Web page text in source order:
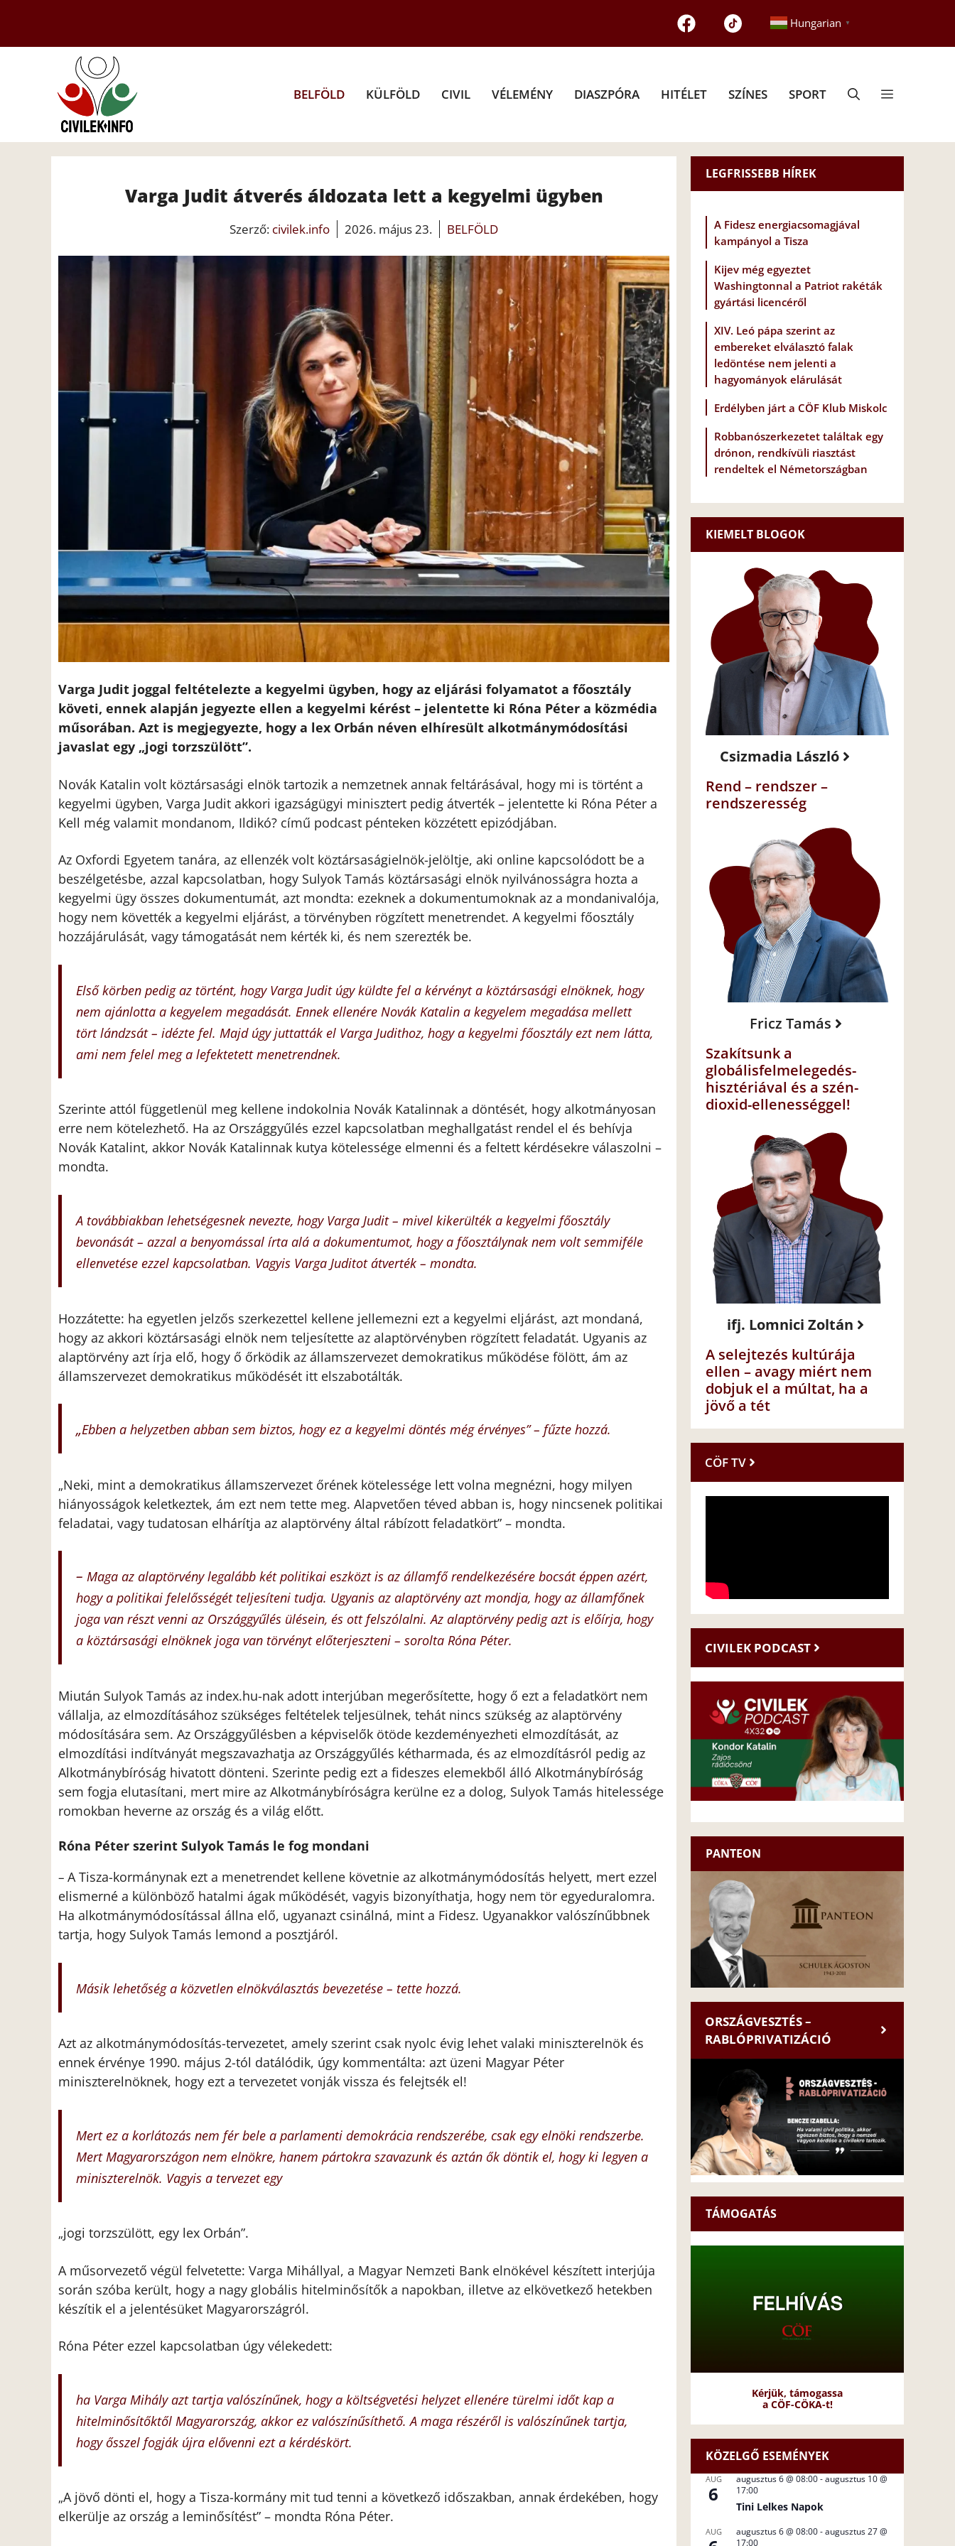
tartalomba
Hungarian ▼
BELFÖLD KÜLFÖLD CIVIL VÉLEMÉNY DIASZPÓRA HITÉLET SZÍNES SPORT
Varga Judit átverés áldozata lett a kegyelmi ügyben
Szerző: civilek.info 2026. május 23. BELFÖLD
Varga Judit joggal feltételezte a kegyelmi ügyben, hogy az eljárási folyamatot a főosztály
követi, ennek alapján jegyezte ellen a kegyelmi kérést – jelentette ki Róna Péter a közmédia
műsorában. Azt is megjegyezte, hogy a lex Orbán néven elhíresült alkotmánymódosítási
javaslat egy „jogi torzszülött”.
Novák Katalin volt köztársasági elnök tartozik a nemzetnek annak feltárásával, hogy mi is történt a
kegyelmi ügyben, Varga Judit akkori igazságügyi minisztert pedig átverték – jelentette ki Róna Péter a
Kell még valamit mondanom, Ildikó? című podcast pénteken közzétett epizódjában.
Az Oxfordi Egyetem tanára, az ellenzék volt köztársaságielnök-jelöltje, aki online kapcsolódott be a
beszélgetésbe, azzal kapcsolatban, hogy Sulyok Tamás köztársasági elnök nyilvánosságra hozta a
kegyelmi ügy összes dokumentumát, azt mondta: ezeknek a dokumentumoknak az a mondanivalója,
hogy nem követték a kegyelmi eljárást, a törvényben rögzített menetrendet. A kegyelmi főosztály
hozzájárulását, vagy támogatását nem kérték ki, és nem szerezték be.
Első körben pedig az történt, hogy Varga Judit úgy küldte fel a kérvényt a köztársasági elnöknek, hogy
nem ajánlotta a kegyelem megadását. Ennek ellenére Novák Katalin a kegyelem megadása mellett
tört lándzsát – idézte fel. Majd úgy juttatták el Varga Judithoz, hogy a kegyelmi főosztály ezt nem látta,
ami nem felel meg a lefektetett menetrendnek.
Szerinte attól függetlenül meg kellene indokolnia Novák Katalinnak a döntését, hogy alkotmányosan
erre nem kötelezhető. Ha az Országgyűlés ezzel kapcsolatban meghallgatást rendel el és behívja
Novák Katalint, akkor Novák Katalinnak kutya kötelessége elmenni és a feltett kérdésekre válaszolni –
mondta.
A továbbiakban lehetségesnek nevezte, hogy Varga Judit – mivel kikerülték a kegyelmi főosztály
bevonását – azzal a benyomással írta alá a dokumentumot, hogy a főosztálynak nem volt semmiféle
ellenvetése ezzel kapcsolatban. Vagyis Varga Juditot átverték – mondta.
Hozzátette: ha egyetlen jelzős szerkezettel kellene jellemezni ezt a kegyelmi eljárást, azt mondaná,
hogy az akkori köztársasági elnök nem teljesítette az alaptörvényben rögzített feladatát. Ugyanis az
alaptörvény azt írja elő, hogy ő őrködik az államszervezet demokratikus működése fölött, ám az
államszervezet demokratikus működését itt elszabotálták.
„Ebben a helyzetben abban sem biztos, hogy ez a kegyelmi döntés még érvényes” – fűzte hozzá.
„Neki, mint a demokratikus államszervezet őrének kötelessége lett volna megnézni, hogy milyen
hiányosságok keletkeztek, ám ezt nem tette meg. Alapvetően téved abban is, hogy nincsenek politikai
feladatai, vagy tudatosan elhárítja az alaptörvény által rábízott feladatkört” – mondta.
– Maga az alaptörvény legalább két politikai eszközt is az államfő rendelkezésére bocsát éppen azért,
hogy a politikai felelősségét teljesíteni tudja. Ugyanis az alaptörvény azt mondja, hogy az államfőnek
joga van részt venni az Országgyűlés ülésein, és ott felszólalni. Az alaptörvény pedig azt is előírja, hogy
a köztársasági elnöknek joga van törvényt előterjeszteni – sorolta Róna Péter.
Miután Sulyok Tamás az index.hu-nak adott interjúban megerősítette, hogy ő ezt a feladatkört nem
vállalja, az elmozdításához szükséges feltételek teljesülnek, tehát nincs szükség az alaptörvény
módosítására sem. Az Országgyűlésben a képviselők ötöde kezdeményezheti elmozdítását, az
elmozdítási indítványát megszavazhatja az Országgyűlés kétharmada, és az elmozdításról pedig az
Alkotmánybíróság hivatott dönteni. Szerinte pedig ezt a fideszes elemekből álló Alkotmánybíróság
sem fogja elutasítani, mert mire az Alkotmánybíróságra kerülne ez a dolog, Sulyok Tamás hitelessége
romokban heverne az ország és a világ előtt.
Róna Péter szerint Sulyok Tamás le fog mondani
– A Tisza-kormánynak ezt a menetrendet kellene követnie az alkotmánymódosítás helyett, mert ezzel
elismerné a különböző hatalmi ágak működését, vagyis bizonyíthatja, hogy nem tör egyeduralomra.
Ha alkotmánymódosítással állna elő, ugyanazt csinálná, mint a Fidesz. Ugyanakkor valószínűbbnek
tartja, hogy Sulyok Tamás lemond a posztjáról.
Másik lehetőség a közvetlen elnökválasztás bevezetése – tette hozzá.
Azt az alkotmánymódosítás-tervezetet, amely szerint csak nyolc évig lehet valaki miniszterelnök és
ennek érvénye 1990. május 2-tól datálódik, úgy kommentálta: azt üzeni Magyar Péter
miniszterelnöknek, hogy ezt a tervezetet vonják vissza és felejtsék el!
Mert ez a korlátozás nem fér bele a parlamenti demokrácia rendszerébe, csak egy elnöki rendszerbe.
Mert Magyarországon nem elnökre, hanem pártokra szavazunk és aztán ők döntik el, hogy ki legyen a
miniszterelnök. Vagyis a tervezet egy
„jogi torzszülött, egy lex Orbán”.
A műsorvezető végül felvetette: Varga Mihállyal, a Magyar Nemzeti Bank elnökével készített interjúja
során szóba került, hogy a nagy globális hitelminősítők a napokban, illetve az elkövetkező hetekben
készítik el a jelentésüket Magyarországról.
Róna Péter ezzel kapcsolatban úgy vélekedett:
ha Varga Mihály azt tartja valószínűnek, hogy a költségvetési helyzet ellenére türelmi időt kap a
hitelminősítőktől Magyarország, akkor ez valószínűsíthető. A maga részéről is valószínűnek tartja,
hogy ősszel fogják újra elővenni ezt a kérdéskört.
„A jövő dönti el, hogy a Tisza-kormány mit tud tenni a következő időszakban, annak érdekében, hogy
elkerülje az ország a leminősítést” – mondta Róna Péter.
LEGFRISSEBB HÍREK
A Fidesz energiacsomagjával
kampányol a Tisza
Kijev még egyeztet
Washingtonnal a Patriot rakéták
gyártási licencéről
XIV. Leó pápa szerint az
embereket elválasztó falak
ledöntése nem jelenti a
hagyományok elárulását
Erdélyben járt a CÖF Klub Miskolc
Robbanószerkezetet találtak egy
drónon, rendkívüli riasztást
rendeltek el Németországban
KIEMELT BLOGOK
Csizmadia László
Rend – rendszer –
rendszeresség
Fricz Tamás
Szakítsunk a
globálisfelmelegedés-
hisztériával és a szén-
dioxid-ellenességgel!
ifj. Lomnici Zoltán
A selejtezés kultúrája
ellen – avagy miért nem
dobjuk el a múltat, ha a
jövő a tét
CÖF TV
CIVILEK PODCAST
PANTEON
ORSZÁGVESZTÉS –
RABLÓPRIVATIZÁCIÓ
TÁMOGATÁS
Kérjük, támogassa
a CÖF-CÖKA-t!
KÖZELGŐ ESEMÉNYEK
AUG
6
augusztus 6 @ 08:00-augusztus 10 @
17:00
Tini Lelkes Napok
AUG augusztus 6 @ 08:00-augusztus 27 @
17:00